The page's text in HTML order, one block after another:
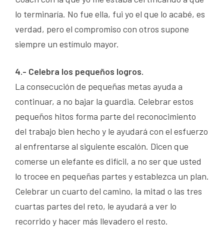
lo terminaría. No fue ella, fui yo el que lo acabé, es
verdad, pero el compromiso con otros supone
siempre un estímulo mayor.
4.- Celebra los pequeños logros.
La consecución de pequeñas metas ayuda a
continuar, a no bajar la guardia. Celebrar estos
pequeños hitos forma parte del reconocimiento
del trabajo bien hecho y le ayudará con el esfuerzo
al enfrentarse al siguiente escalón. Dicen que
comerse un elefante es difícil, a no ser que usted
lo trocee en pequeñas partes y establezca un plan.
Celebrar un cuarto del camino, la mitad o las tres
cuartas partes del reto, le ayudará a ver lo
recorrido y hacer más llevadero el resto.